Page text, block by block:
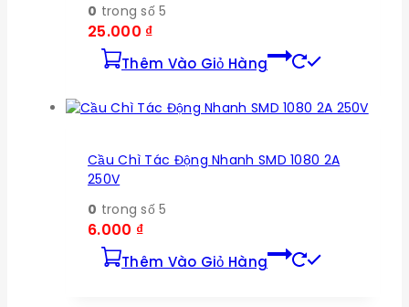
0 trong số 5
25.000 ₫
Thêm Vào Giỏ Hàng
Cầu Chì Tác Động Nhanh SMD 1080 2A
250V
0 trong số 5
6.000 ₫
Thêm Vào Giỏ Hàng